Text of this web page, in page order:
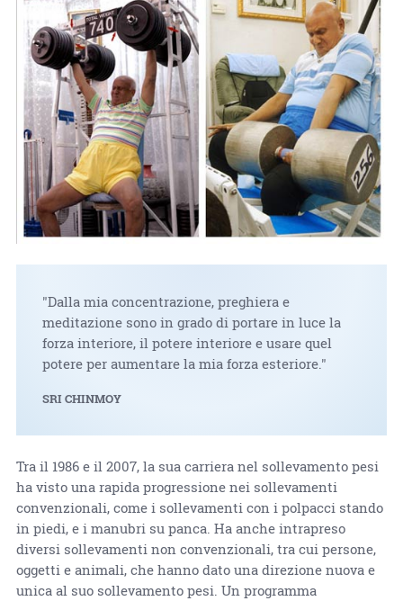
"Dalla mia concentrazione, preghiera e
meditazione sono in grado di portare in luce la
forza interiore, il potere interiore e usare quel
potere per aumentare la mia forza esteriore."
SRI CHINMOY
Tra il 1986 e il 2007, la sua carriera nel sollevamento pesi
ha visto una rapida progressione nei sollevamenti
convenzionali, come i sollevamenti con i polpacci stando
in piedi, e i manubri su panca. Ha anche intrapreso
diversi sollevamenti non convenzionali, tra cui persone,
oggetti e animali, che hanno dato una direzione nuova e
unica al suo sollevamento pesi. Un programma